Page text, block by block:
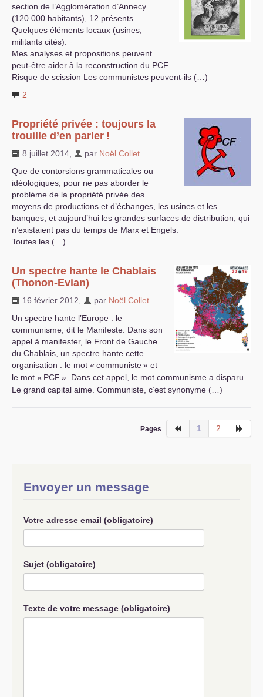
section de l’Agglomération d’Annecy
(120.000 habitants), 12 présents.
Quelques éléments locaux (usines,
militants cités).
Mes analyses et propositions peuvent
peut-être aider à la reconstruction du PCF
Risque de scission Les communistes peuvent-ils (…)
2
Propriété privée : toujours la
trouille d’en parler !
8 juillet 2014 par Noël Collet
Que de contorsions grammaticales ou
idéologiques, pour ne pas aborder le
problème de la propriété privée des
moyens de productions et d’échanges, les usines et les
banques, et aujourd’hui les grandes surfaces de distribution, qui
n’existaient pas du temps de Marx et Engels.
Toutes les (…)
Un spectre hante le Chablais
(Thonon-Evian)
16 février 2012 par Noël Collet
Un spectre hante l’Europe : le
communisme, dit le Manifeste. Dans son
appel à manifester, le Front de Gauche
du Chablais, un spectre hante cette
organisation : le mot « communiste» et
le mot « PCF ». Dans cet appel, le mot communisme a disparu.
Le grand capital aime. Communiste, c’est synonyme (…)
Pages 1 2
Envoyer un message
Votre adresse email (obligatoire)
Sujet (obligatoire)
Texte de votre message (obligatoire)